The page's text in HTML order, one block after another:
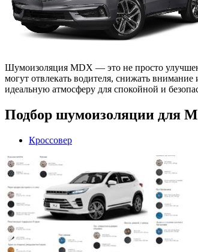
Шумоизоляция MDX — это не просто
могут отвлекать водителя, снижать
идеальную атмосферу для спокойной и
Подбор шумоизоляции для
Кроссовер